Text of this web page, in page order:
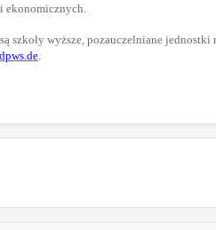
ekonomicznych.
wyższe, pozauczelniane